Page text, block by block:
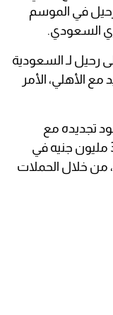
في الموسم
السعودي.
رحيل لـ السعودية
الأهلي، الأمر
تجديده مع
القلعة الحمراء لمدة 5 مواسم مقابل 30 مليون جنيه في
من خلال الحملات